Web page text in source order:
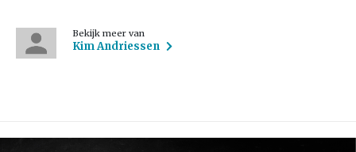
Bekijk meer van
Kim Andriessen